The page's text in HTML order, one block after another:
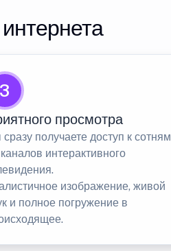
3
просмотра
получаете доступ к сотням
интерактивного
изображение, живой
и полное погружение в